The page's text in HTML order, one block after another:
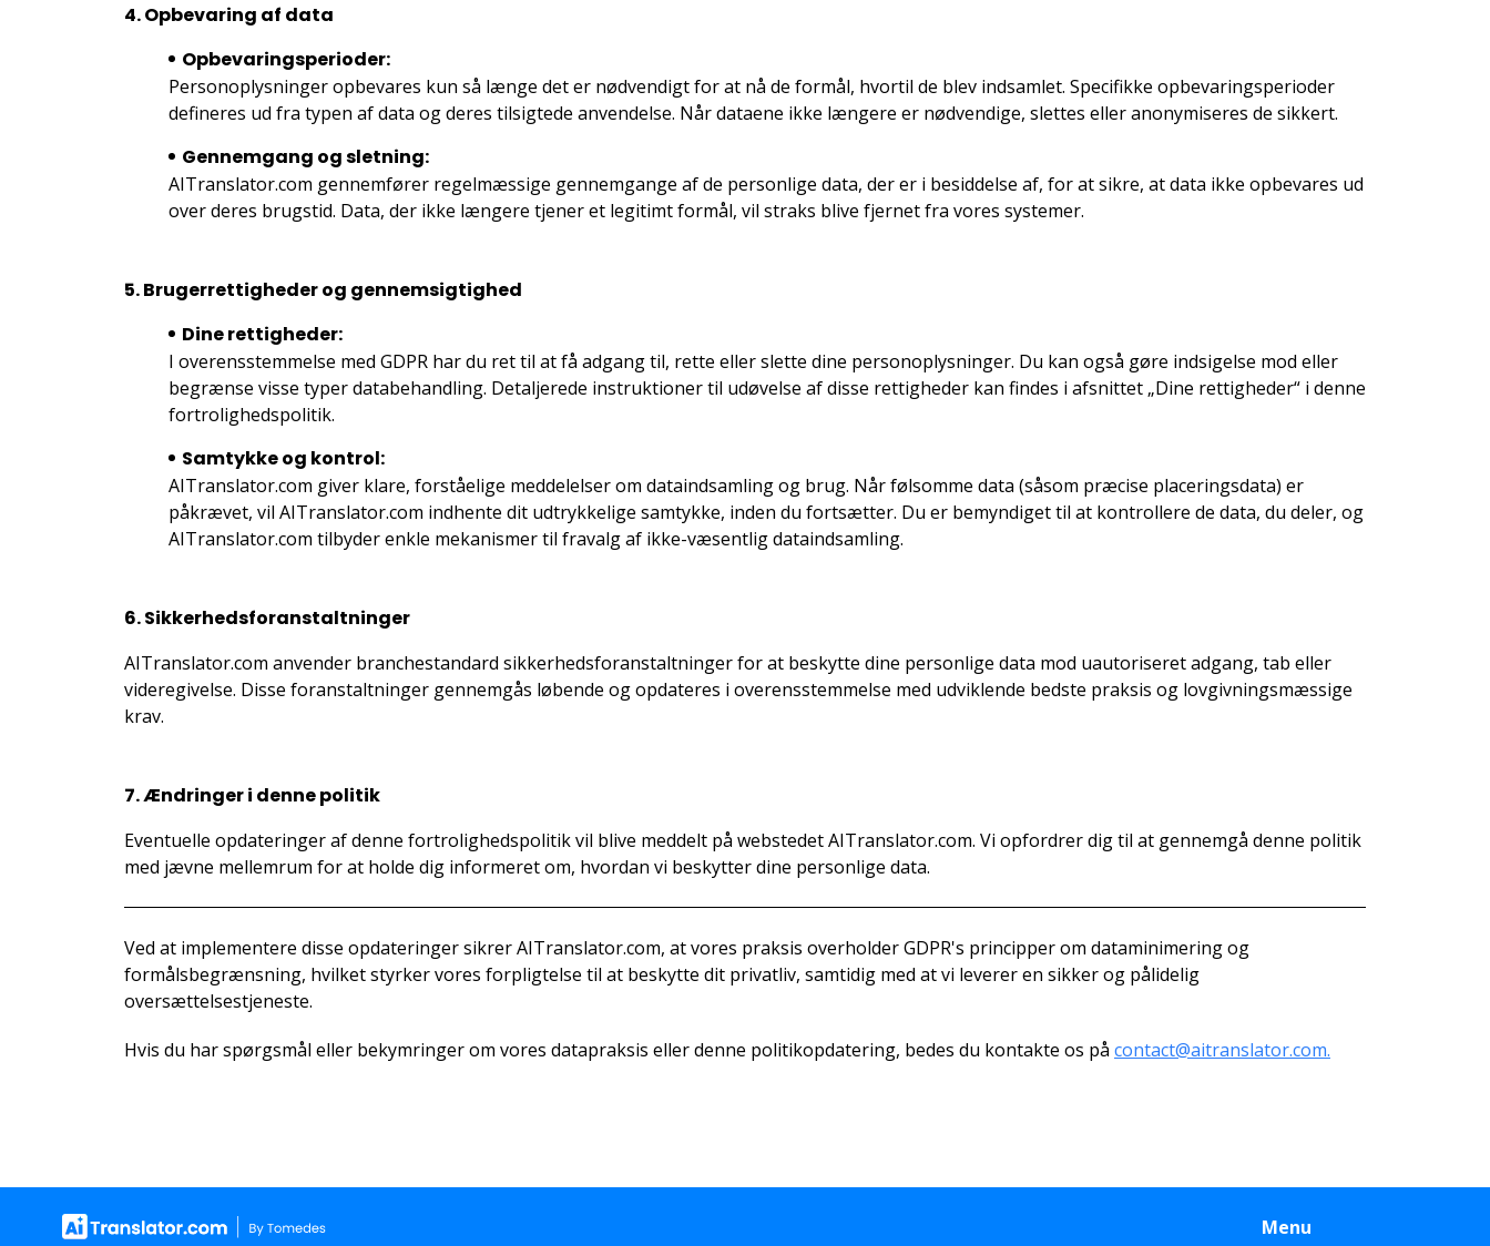
4. Opbevaring af data
Opbevaringsperioder:
Personoplysninger opbevares kun så længe det er nødvendigt for at nå de formål, hvortil de blev indsamlet. Specifikke opbevaringsperioder
defineres ud fra typen af data og deres tilsigtede anvendelse. Når dataene ikke længere er nødvendige, slettes eller anonymiseres de sikkert.
Gennemgang og sletning:
AITranslator.com gennemfører regelmæssige gennemgange af de personlige data, der er i besiddelse af, for at sikre, at data ikke opbevares ud
over deres brugstid. Data, der ikke længere tjener et legitimt formål, vil straks blive fjernet fra vores systemer.
5. Brugerrettigheder og gennemsigtighed
Dine rettigheder:
I overensstemmelse med GDPR har du ret til at få adgang til, rette eller slette dine personoplysninger. Du kan også gøre indsigelse mod eller
begrænse visse typer databehandling. Detaljerede instruktioner til udøvelse af disse rettigheder kan findes i afsnittet „Dine rettigheder“ i denne
fortrolighedspolitik.
Samtykke og kontrol:
AITranslator.com giver klare, forståelige meddelelser om dataindsamling og brug. Når følsomme data (såsom præcise placeringsdata) er
påkrævet, vil AITranslator.com indhente dit udtrykkelige samtykke, inden du fortsætter. Du er bemyndiget til at kontrollere de data, du deler, og
AITranslator.com tilbyder enkle mekanismer til fravalg af ikke-væsentlig dataindsamling.
6. Sikkerhedsforanstaltninger
AITranslator.com anvender branchestandard sikkerhedsforanstaltninger for at beskytte dine personlige data mod uautoriseret adgang, tab eller
videregivelse. Disse foranstaltninger gennemgås løbende og opdateres i overensstemmelse med udviklende bedste praksis og lovgivningsmæssige
krav.
7. Ændringer i denne politik
Eventuelle opdateringer af denne fortrolighedspolitik vil blive meddelt på webstedet AITranslator.com. Vi opfordrer dig til at gennemgå denne politik
med jævne mellemrum for at holde dig informeret om, hvordan vi beskytter dine personlige data.
Ved at implementere disse opdateringer sikrer AITranslator.com, at vores praksis overholder GDPR's principper om dataminimering og
formålsbegrænsning, hvilket styrker vores forpligtelse til at beskytte dit privatliv, samtidig med at vi leverer en sikker og pålidelig
oversættelsestjeneste.
Hvis du har spørgsmål eller bekymringer om vores datapraksis eller denne politikopdatering, bedes du kontakte os på contact@aitranslator.com.
Menu